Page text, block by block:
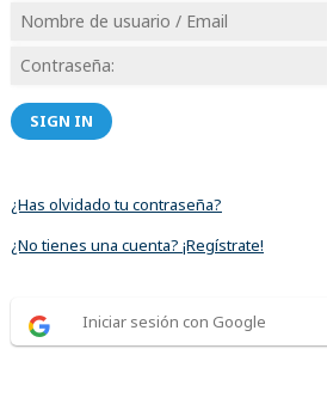
SIGN IN
¿Has olvidado tu contraseña?
¿No tienes una cuenta? ¡Regístrate!
Iniciar sesión con Google